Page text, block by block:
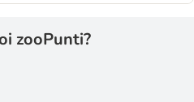
zooPunti?